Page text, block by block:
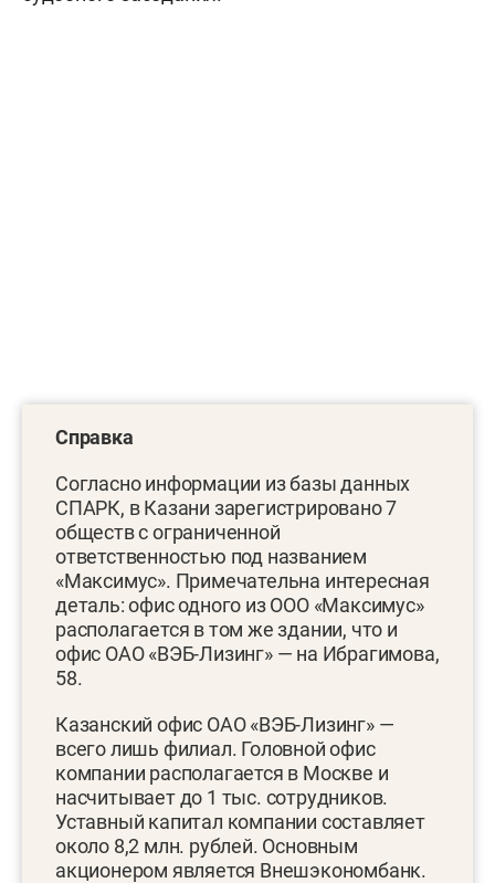
Справка
Согласно информации из базы данных
СПАРК, в Казани зарегистрировано 7
обществ с ограниченной
ответственностью под названием
«Максимус». Примечательна интересная
деталь: офис одного из ООО «Максимус»
располагается в том же здании, что и
офис ОАО «ВЭБ-Лизинг» — на Ибрагимова,
58.
Казанский офис ОАО «ВЭБ-Лизинг» —
всего лишь филиал. Головной офис
компании располагается в Москве и
насчитывает до 1 тыс. сотрудников.
Уставный капитал компании составляет
около 8,2 млн. рублей. Основным
акционером является Внешэкономбанк.